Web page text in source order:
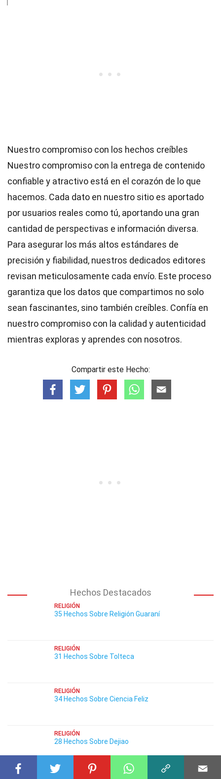
Nuestro compromiso con los hechos creíbles
Nuestro compromiso con la entrega de contenido
confiable y atractivo está en el corazón de lo que
hacemos. Cada dato en nuestro sitio es aportado
por usuarios reales como tú, aportando una gran
cantidad de perspectivas e información diversa.
Para asegurar los más altos estándares de
precisión y fiabilidad, nuestros dedicados editores
revisan meticulosamente cada envío. Este proceso
garantiza que los datos que compartimos no solo
sean fascinantes, sino también creíbles. Confía en
nuestro compromiso con la calidad y autenticidad
mientras exploras y aprendes con nosotros.
Compartir este Hecho:
Hechos Destacados
RELIGIÓN
35 Hechos Sobre Religión Guaraní
RELIGIÓN
31 Hechos Sobre Tolteca
RELIGIÓN
34 Hechos Sobre Ciencia Feliz
RELIGIÓN
28 Hechos Sobre Dejiao